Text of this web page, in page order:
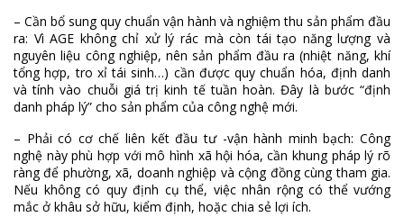
– Cần bổ sung quy chuẩn vận hành và nghiệm thu sản phẩm đầu
ra: Vì AGE không chỉ xử lý rác mà còn tái tạo năng lượng và
nguyên liệu công nghiệp, nên sản phẩm đầu ra (nhiệt năng, khí
tổng hợp, tro xỉ tái sinh…) cần được quy chuẩn hóa, định danh
và tính vào chuỗi giá trị kinh tế tuần hoàn. Đây là bước “định
danh pháp lý” cho sản phẩm của công nghệ mới.
– Phải có cơ chế liên kết đầu tư -vận hành minh bạch: Công
nghệ này phù hợp với mô hình xã hội hóa, cần khung pháp lý rõ
ràng để phường, xã, doanh nghiệp và cộng đồng cùng tham gia.
Nếu không có quy định cụ thể, việc nhân rộng có thể vướng
mắc ở khâu sở hữu, kiểm định, hoặc chia sẻ lợi ích.